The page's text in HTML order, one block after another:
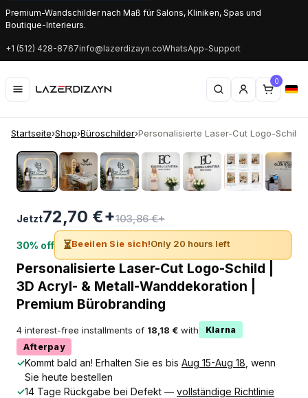
Premium-Wandschilder nach Maß für Salons, Kliniken, Spas und
Boutique-Interieurs.
+1 (512) 428-8767info@lazerdizayn.coWhatsApp-Support
0
Startseite›Shop›Büroschilder›Personalisierte Laser-Cut Logo-Schild
‹ ›
Jetzt72,70 €+103,86 €+
30% off ⏳Beeilen Sie sich!Only 20 hours left
Personalisierte Laser-Cut Logo-Schild |
3D Acryl- & Metall-Wanddekoration |
Premium Bürobranding
4 interest-free installments of 18,18 € with
Klarna
Afterpay
✓Kommt bald an! Erhalten Sie es bis Aug 15-Aug 18 , wenn
Sie heute bestellen
✓14 Tage Rückgabe bei Defekt — vollständige Richtlinie